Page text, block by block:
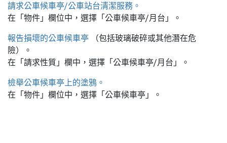
請求公車候車亭/公車站台清潔服務。
在「物件」欄位中，選擇「公車候車亭/月台」。
報告損壞的公車候車亭 （包括玻璃破碎或其他潛在危
險）。
在「請求性質」欄中，選擇「公車候車亭/月台」。
檢舉公車候車亭上的塗鴉。
在「物件」欄位中，選擇「公車候車亭」。